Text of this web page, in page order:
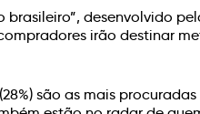
desenvolvido
irão destinar
são as mais procuradas